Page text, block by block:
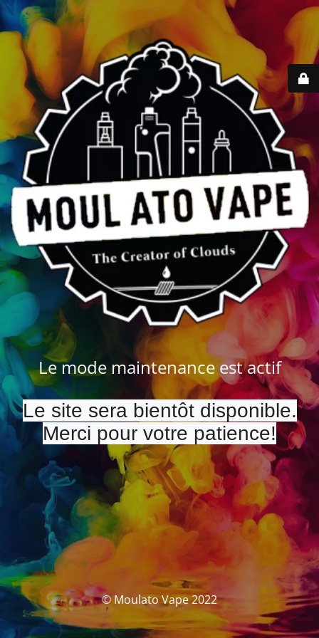
Le mode maintenance est actif
Le site sera bientôt disponible.
Merci pour votre patience!
© Moulato Vape 2022